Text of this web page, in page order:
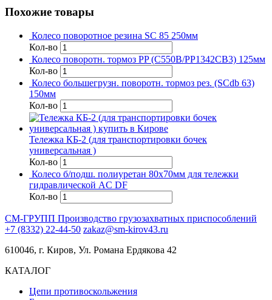
Похожие товары
Колесо поворотное резина SC 85 250мм
Кол-во
Колесо поворотн. тормоз PP (C550B/PP1342CB3) 125мм
Кол-во
Колесо большегрузн. поворотн. тормоз рез. (SCdb 63)
150мм
Кол-во
Тележка КБ-2 (для транспортировки бочек
универсальная )
Кол-во
Колесо б/подш. полиуретан 80х70мм для тележки
гидравлической AC DF
Кол-во
СМ-ГРУПП Производство грузозахватных приспособлений
+7 (8332) 22-44-50 zakaz@sm-kirov43.ru
610046, г. Киров, Ул. Романа Ердякова 42
КАТАЛОГ
Цепи противоскольжения